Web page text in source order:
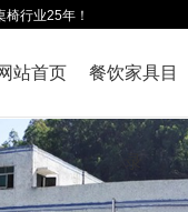
行业25年！
站首页 餐饮家具目